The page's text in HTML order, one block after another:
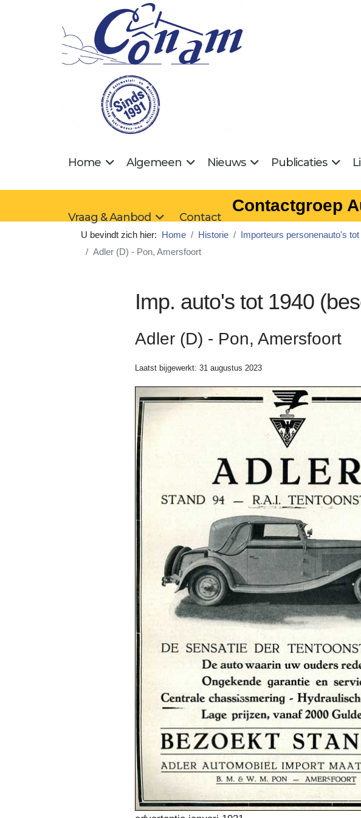
Home Algemeen Nieuws Publicaties
Vraag & Aanbod Contact
Contactgroep
U bevindt zich hier: Home Historie Importeurs personenauto's tot
Adler (D) - Pon, Amersfoort
Imp. auto's tot 1940
Adler (D) - Pon, Amersfoort
Laatst bijgewerkt: 31 augustus 2023